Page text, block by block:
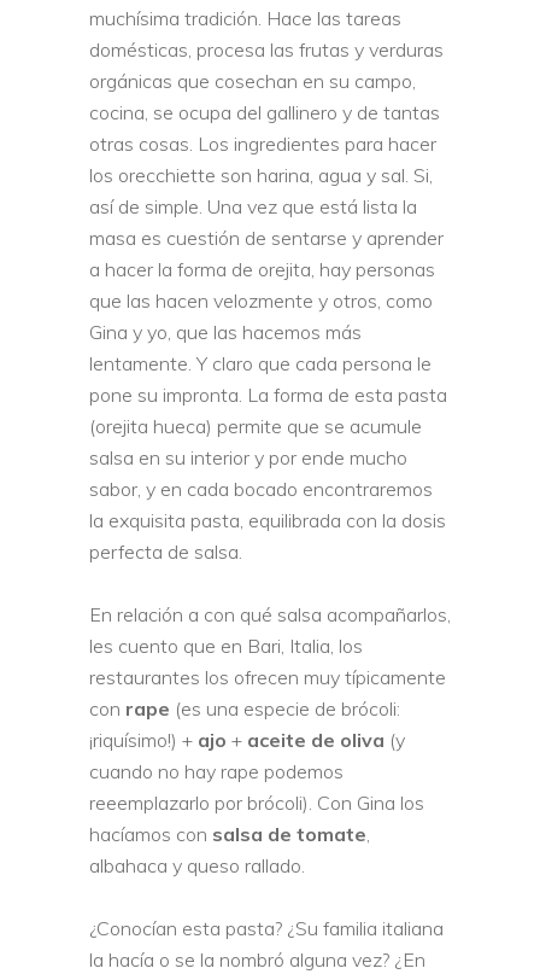
muchísima tradición. Hace las tareas
domésticas, procesa las frutas y verduras
orgánicas que cosechan en su campo,
cocina, se ocupa del gallinero y de tantas
otras cosas. Los ingredientes para hacer
los orecchiette son harina, agua y sal. Si,
así de simple. Una vez que está lista la
masa es cuestión de sentarse y aprender
a hacer la forma de orejita, hay personas
que las hacen velozmente y otros, como
Gina y yo, que las hacemos más
lentamente. Y claro que cada persona le
pone su impronta. La forma de esta pasta
(orejita hueca) permite que se acumule
salsa en su interior y por ende mucho
sabor, y en cada bocado encontraremos
la exquisita pasta, equilibrada con la dosis
perfecta de salsa.
En relación a con qué salsa acompañarlos,
les cuento que en Bari, Italia, los
restaurantes los ofrecen muy típicamente
con rape (es una especie de brócoli:
¡riquísimo!) + ajo + aceite de oliva (y
cuando no hay rape podemos
reeemplazarlo por brócoli). Con Gina los
hacíamos con salsa de tomate,
albahaca y queso rallado.
¿Conocían esta pasta? ¿Su familia italiana
la hacía o se la nombró alguna vez? ¿En